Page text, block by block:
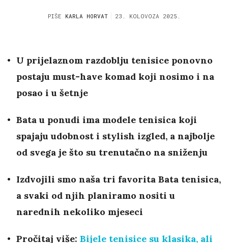
PIŠE KARLA HORVAT 23. KOLOVOZA 2025.
U prijelaznom razdoblju tenisice ponovno
postaju must-have komad koji nosimo i na
posao i u šetnje
Bata u ponudi ima modele tenisica koji
spajaju udobnost i stylish izgled, a najbolje
od svega je što su trenutačno na sniženju
Izdvojili smo naša tri favorita Bata tenisica,
a svaki od njih planiramo nositi u
narednih nekoliko mjeseci
Pročitaj više: Bijele tenisice su klasika, ali